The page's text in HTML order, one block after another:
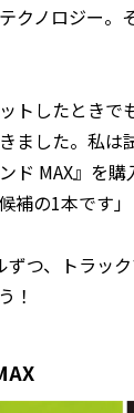
クノロジー。
トしたとき
ました。私は
ド MAX』を
補の1本です」
ずつ、トラッ
！